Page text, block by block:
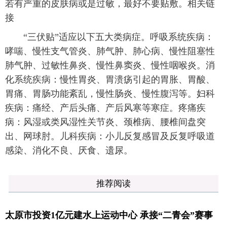
若有严重的皮肤病或是过敏，最好不要贴敷。相关链
接
“三伏贴”适应以下五大类病症。呼吸系统疾病：
哮喘、慢性支气管炎、肺气肿、肺心病、慢性阻塞性
肺气肿、过敏性鼻炎、慢性鼻窦炎、慢性咽喉炎。消
化系统疾病：慢性胃炎、胃溃疡引起的胃胀、胃酸、
胃痛、胃肠功能紊乱，慢性肠炎、慢性腹泻等。妇科
疾病：痛经、产后头痛、产后风寒等寒症。疼痛疾
病：风湿或类风湿性关节炎、颈椎病、腰椎间盘突
出、网球肘。儿科疾病：小儿反复感冒及反复呼吸道
感染、消化不良、厌食、遗尿。
推荐阅读
太原市投资1亿元建水上运动中心 承接“二青会”赛事